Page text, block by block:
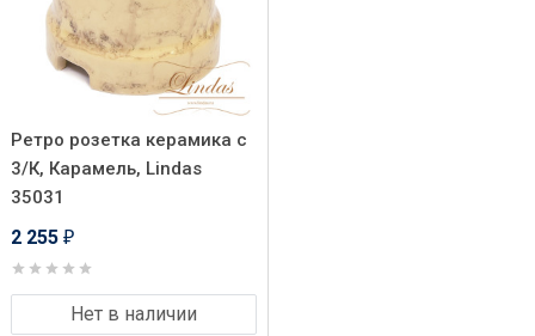
Ретро розетка керамика с
3/К, Карамель, Lindas
35031
2 255 ₽
Нет в наличии